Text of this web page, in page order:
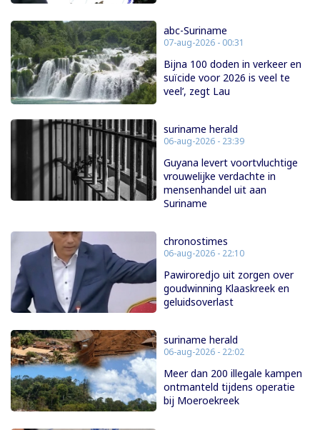
abc-Suriname
07-aug-2026 - 00:31
Bijna 100 doden in verkeer en
suïcide voor 2026 is veel te
veel’, zegt Lau
suriname herald
06-aug-2026 - 23:39
Guyana levert voortvluchtige
vrouwelijke verdachte in
mensenhandel uit aan
Suriname
chronostimes
06-aug-2026 - 22:10
Pawiroredjo uit zorgen over
goudwinning Klaaskreek en
geluidsoverlast
suriname herald
06-aug-2026 - 22:02
Meer dan 200 illegale kampen
ontmanteld tijdens operatie
bij Moeroekreek